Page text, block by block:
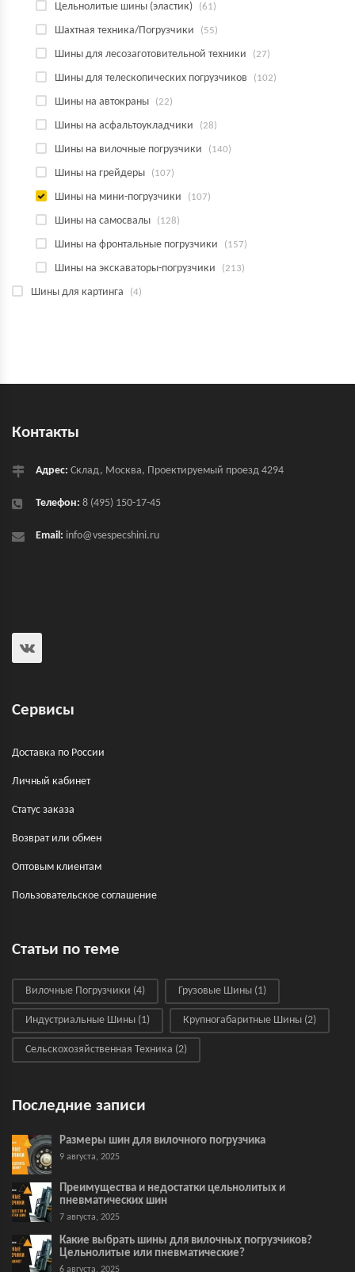
Цельнолитые шины (эластик) (61)
Шахтная техника/Погрузчики (55)
Шины для лесозаготовительной техники (27)
Шины для телескопических погрузчиков (102)
Шины на автокраны (22)
Шины на асфальтоукладчики (28)
Шины на вилочные погрузчики (140)
Шины на грейдеры (107)
Шины на мини-погрузчики (107)
Шины на самосвалы (128)
Шины на фронтальные погрузчики (157)
Шины на экскаваторы-погрузчики (213)
Шины для картинга (4)
Контакты
Адрес: Склад, Москва, Проектируемый проезд 4294
Телефон: 8 (495) 150-17-45
Email: info@vsespecshini.ru
Сервисы
Доставка по России
Личный кабинет
Статус заказа
Возврат или обмен
Оптовым клиентам
Пользовательское соглашение
Статьи по теме
Вилочные Погрузчики (4) Грузовые Шины (1)
Индустриальные Шины (1) Крупногабаритные Шины (2)
Сельскохозяйственная Техника (2)
Последние записи
Размеры шин для вилочного погрузчика
9 августа, 2025
Преимущества и недостатки цельнолитых и
пневматических шин
7 августа, 2025
Какие выбрать шины для вилочных погрузчиков?
Цельнолитые или пневматические?
6 августа, 2025